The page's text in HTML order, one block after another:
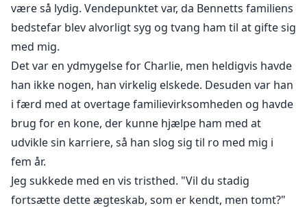
være så lydig. Vendepunktet var, da Bennetts familiens
bedstefar blev alvorligt syg og tvang ham til at gifte sig
med mig.
Det var en ydmygelse for Charlie, men heldigvis havde
han ikke nogen, han virkelig elskede. Desuden var han
i færd med at overtage familievirksomheden og havde
brug for en kone, der kunne hjælpe ham med at
udvikle sin karriere, så han slog sig til ro med mig i
fem år.
Jeg sukkede med en vis tristhed. "Vil du stadig
fortsætte dette ægteskab, som er kendt, men tomt?"